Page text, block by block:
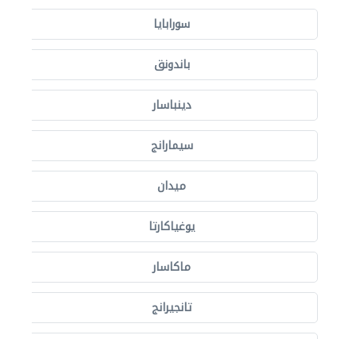
سورابايا
باندونق
دينباسار
سيمارانج
ميدان
يوغياكارتا
ماكاسار
تانجيرانج